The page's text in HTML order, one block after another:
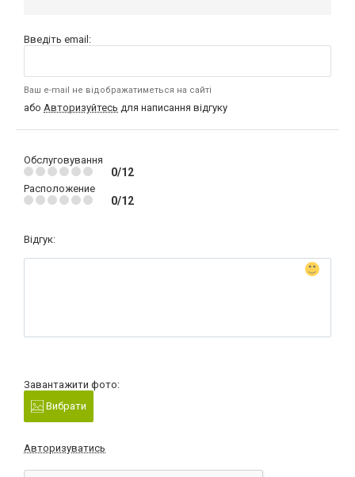
Введіть email:
Ваш e-mail не відображатиметься на сайті
або Авторизуйтесь для написання відгуку
Обслуговування
0/12
Расположение
0/12
Відгук:
Завантажити фото:
Вибрати
Авторизуватись